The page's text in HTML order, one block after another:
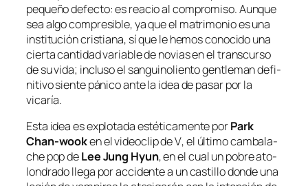
pe­que­ño de­fec­to: es rea­cio al com­pro­mi­so. Aunque
sea al­go com­pre­si­ble, ya que el ma­tri­mo­nio es una
ins­ti­tu­ción cris­tia­na, sí que le he­mos co­no­ci­do una
cier­ta can­ti­dad va­ria­ble de no­vias en el trans­cur­so
de su vi­da; in­clu­so el san­gui­no­lien­togentle­mande­fi­
ni­ti­vo sien­te pá­ni­co an­te la idea de pa­sar por la
vicaría.
Esta idea es ex­plo­ta­da es­té­ti­ca­men­te porPark
Chan-wooken el vi­deo­clip deV, el úl­ti­mo cam­ba­la­
chepopdeLee Jung Hyun, en el cual un po­bre ato­
lon­dra­do lle­ga por ac­ci­den­te a un cas­ti­llo don­de una